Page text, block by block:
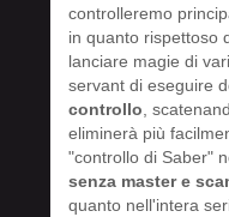
controlleremo
in quanto rispettoso
lanciare magie di
servant di eseguire
controllo ,
eliminerà più
"controllo di Saber"
senza master e
quanto nell'intera